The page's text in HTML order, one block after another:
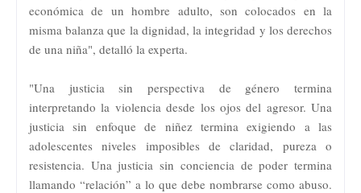
económica de un hombre adulto, son colocados en la
misma balanza que la dignidad, la integridad y los derechos
de una niña", detalló la experta.
"Una justicia sin perspectiva de género termina
interpretando la violencia desde los ojos del agresor. Una
justicia sin enfoque de niñez termina exigiendo a las
adolescentes niveles imposibles de claridad, pureza o
resistencia. Una justicia sin conciencia de poder termina
llamando “relación” a lo que debe nombrarse como abuso.